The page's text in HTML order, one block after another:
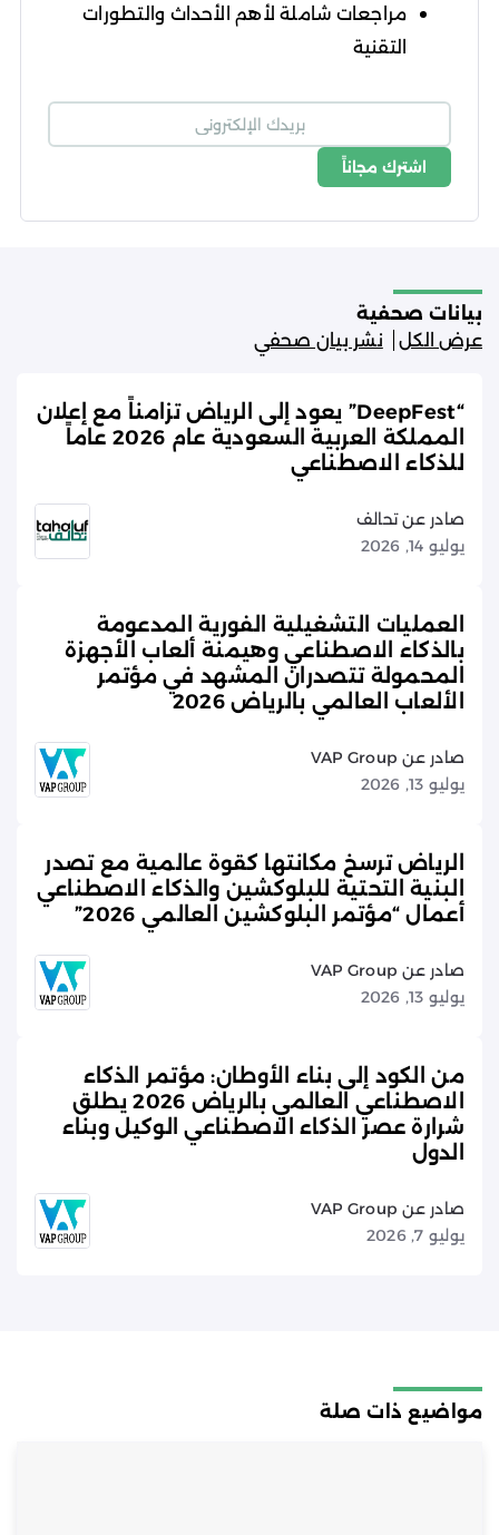
مراجعات شاملة لأهم الأحداث والتطورات
التقنية
اشترك مجاناً
بيانات صحفية
عرض الكل
نشر بيان صحفي
“DeepFest” يعود إلى الرياض تزامناً مع إعلان
المملكة العربية السعودية عام 2026 عاماً
للذكاء الاصطناعي
صادر عن تحالف
يوليو 14, 2026
العمليات التشغيلية الفورية المدعومة
بالذكاء الاصطناعي وهيمنة ألعاب الأجهزة
المحمولة تتصدران المشهد في مؤتمر
الألعاب العالمي بالرياض 2026
صادر عن VAP Group
يوليو 13, 2026
الرياض ترسخ مكانتها كقوة عالمية مع تصدر
البنية التحتية للبلوكشين والذكاء الاصطناعي
أعمال “مؤتمر البلوكشين العالمي 2026”
صادر عن VAP Group
يوليو 13, 2026
من الكود إلى بناء الأوطان: مؤتمر الذكاء
الاصطناعي العالمي بالرياض 2026 يطلق
شرارة عصر الذكاء الاصطناعي الوكيل وبناء
الدول
صادر عن VAP Group
يوليو 7, 2026
مواضيع ذات صلة